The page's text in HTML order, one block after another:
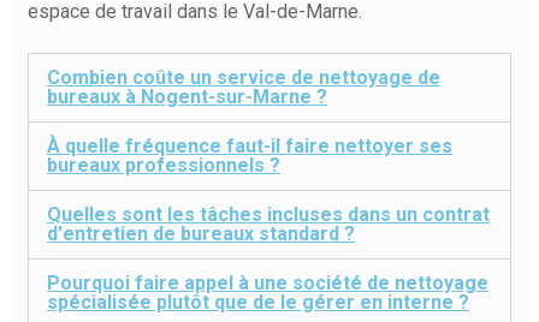
espace de travail dans le Val-de-Marne.
Combien coûte un service de nettoyage de
bureaux à Nogent-sur-Marne ?
À quelle fréquence faut-il faire nettoyer ses
bureaux professionnels ?
Quelles sont les tâches incluses dans un contrat
d'entretien de bureaux standard ?
Pourquoi faire appel à une société de nettoyage
spécialisée plutôt que de le gérer en interne ?